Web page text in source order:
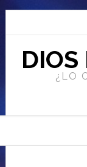
DIOS
¿LO